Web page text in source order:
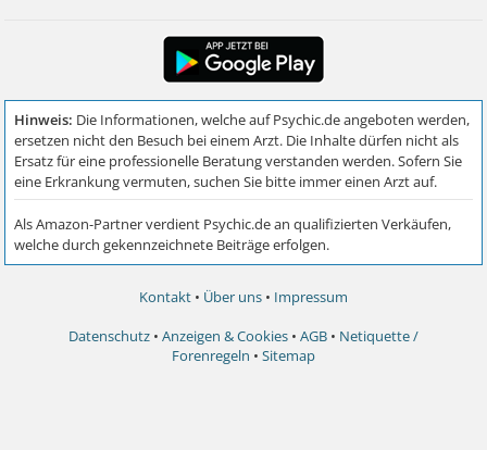
Kontakt • Über uns • Impressum
Datenschutz • Anzeigen & Cookies • AGB • Netiquette /
Forenregeln • Sitemap